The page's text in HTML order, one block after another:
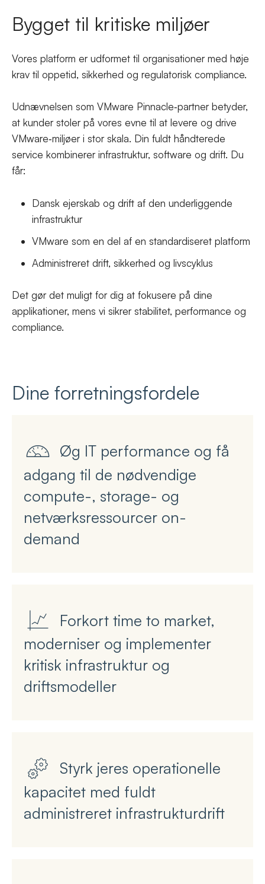
Bygget til kritiske miljøer
Vores platform er udformet til organisationer med høje
krav til oppetid, sikkerhed og regulatorisk compliance.
Udnævnelsen som VMware Pinnacle‑partner betyder,
at kunder stoler på vores evne til at levere og drive
VMware‑miljøer i stor skala. Din fuldt håndterede
service kombinerer infrastruktur, software og drift. Du
får:
Dansk ejerskab og drift af den underliggende
infrastruktur
VMware som en del af en standardiseret platform
Administreret drift, sikkerhed og livscyklus
Det gør det muligt for dig at fokusere på dine
applikationer, mens vi sikrer stabilitet, performance og
compliance.
Dine forretningsfordele
Øg IT performance og få
adgang til de nødvendige
compute-, storage- og
netværksressourcer on-
demand
Forkort time to market,
moderniser og implementer
kritisk infrastruktur og
driftsmodeller
Styrk jeres operationelle
kapacitet med fuldt
administreret infrastrukturdrift